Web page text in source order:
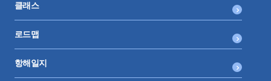
클래스
로드맵
항해일지